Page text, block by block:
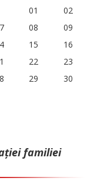
01
02
08
09
15
16
22
23
29
30
familiei